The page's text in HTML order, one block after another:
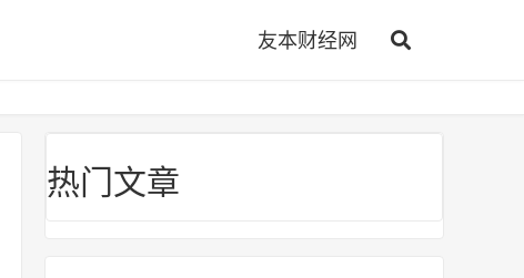
友本财经网
热门文章